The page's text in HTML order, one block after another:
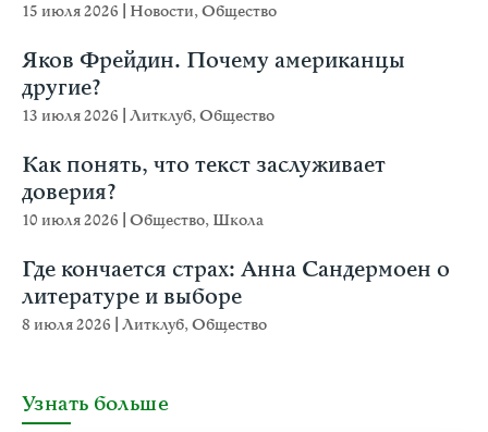
15 июля 2026 Новости,Общество
Яков Фрейдин. Почему американцы
другие?
13 июля 2026 Литклуб,Общество
Как понять, что текст заслуживает
доверия?
10 июля 2026 Общество, Школа
Где кончается страх: Анна Сандермоен о
литературе и выборе
8 июля 2026 Литклуб,Общество
Узнать больше